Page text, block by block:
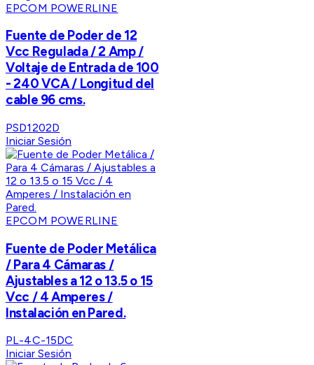
EPCOM POWERLINE
Fuente de Poder de 12
Vcc Regulada / 2 Amp /
Voltaje de Entrada de 100
- 240 VCA / Longitud del
cable 96 cms.
PSD1202D
Iniciar Sesión
EPCOM POWERLINE
Fuente de Poder Metálica
/ Para 4 Cámaras /
Ajustables a 12 o 13.5 o 15
Vcc / 4 Amperes /
Instalación en Pared.
PL-4C-15DC
Iniciar Sesión